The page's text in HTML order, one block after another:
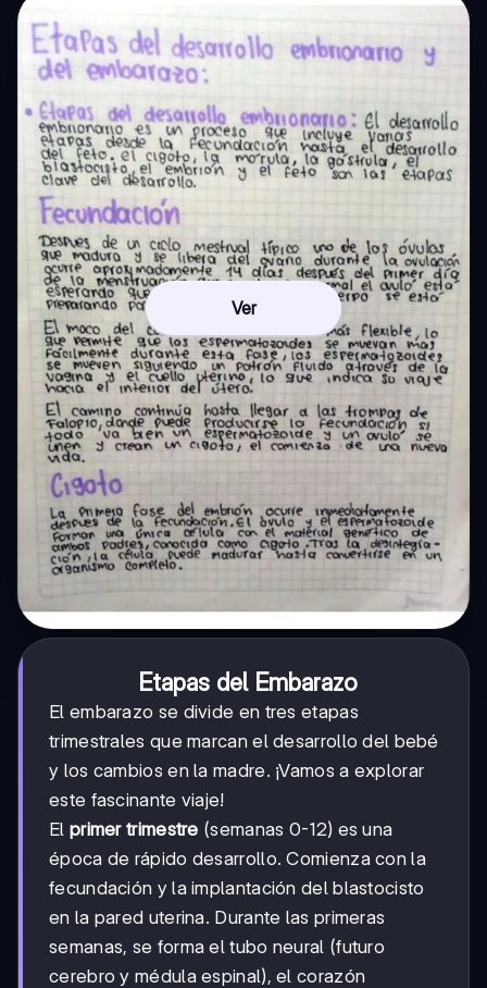
Ver
Etapas del Embarazo
El embarazo se divide en tres etapas
trimestrales que marcan el desarrollo del bebé
y los cambios en la madre. ¡Vamos a explorar
este fascinante viaje!
El primer trimestre (semanas 0-12) es una
época de rápido desarrollo. Comienza con la
fecundación y la implantación del blastocisto
en la pared uterina. Durante las primeras
semanas, se forma el tubo neural (futuro
cerebro y médula espinal), el corazón